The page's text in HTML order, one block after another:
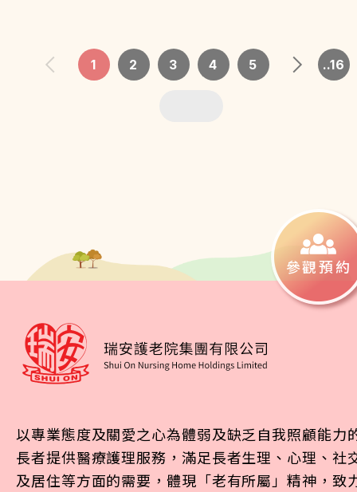
1 2 3 4 5 ..16
參觀預約
以專業態度及關愛之心為體弱及缺乏自我照顧能力
長者提供醫療護理服務，滿足長者生理、心理、社
及居住等方面的需要，體現「老有所屬」精神，致